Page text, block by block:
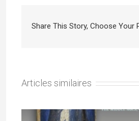
Share This Story, Choose Your
Articles similaires